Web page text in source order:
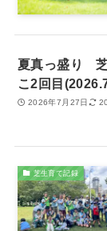
夏真っ盛り
こ2回目
2026年7月27日
芝生育て記録